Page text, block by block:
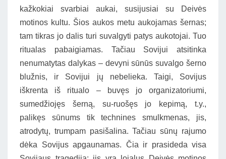
kažkokiai svarbiai aukai, susijusiai su Deivės
motinos kultu. Šios aukos metu aukojamas šernas;
tam tikras jo dalis turi suvalgyti patys aukotojai. Tuo
ritualas pabaigiamas. Tačiau Sovijui atsitinka
nenumatytas dalykas – devyni sūnūs suvalgo šerno
blužnis, ir Sovijui jų nebelieka. Taigi, Sovijus
iškrenta iš ritualo – buvęs jo organizatoriumi,
sumedžiojęs šerną, su-ruošęs jo kepimą, t.y.,
palikęs sūnums tik technines smulkmenas, jis,
atrodytų, trumpam pasišalina. Tačiau sūnų rajumo
dėka Sovijus apgaunamas. Čia ir prasideda visa